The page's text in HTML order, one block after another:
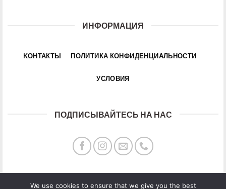
ИНФОРМАЦИЯ
KОНТАКТЫ ПОЛИТИКА КОНФИДЕНЦИАЛЬНОСТИ
УСЛОВИЯ
ПОДПИСЫВАЙТЕСЬ НА НАС
We use cookies to ensure that we give you the best